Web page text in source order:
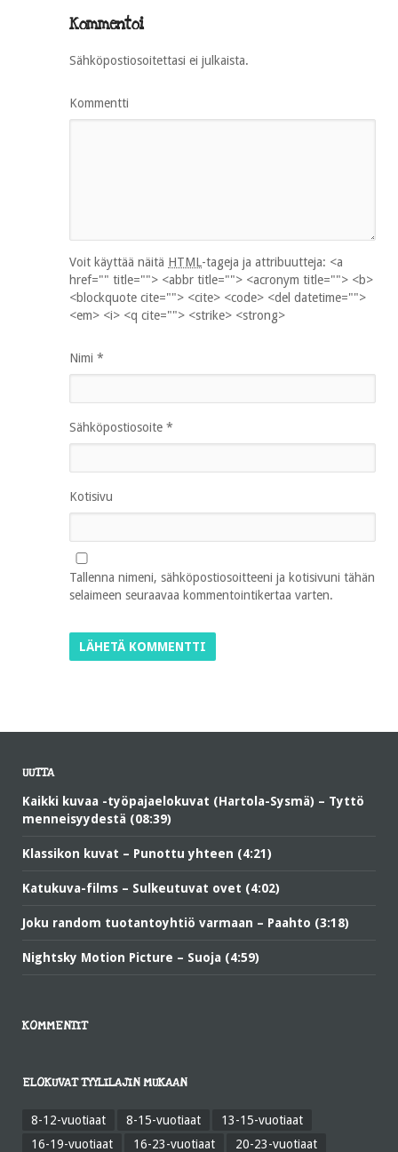
Kommentoi
Sähköpostiosoitettasi ei julkaista.
Kommentti
Voit käyttää näitä HTML-tageja ja attribuutteja: <a
href="" title=""> <abbr title=""> <acronym title=""> <b>
<blockquote cite=""> <cite> <code> <del datetime="">
<em> <i> <q cite=""> <strike> <strong>
Nimi *
Sähköpostiosoite *
Kotisivu
Tallenna nimeni, sähköpostiosoitteeni ja kotisivuni tähän
selaimeen seuraavaa kommentointikertaa varten.
UUTTA
Kaikki kuvaa -työpajaelokuvat (Hartola-Sysmä) – Tyttö
menneisyydestä (08:39)
Klassikon kuvat – Punottu yhteen (4:21)
Katukuva-films – Sulkeutuvat ovet (4:02)
Joku random tuotantoyhtiö varmaan – Paahto (3:18)
Nightsky Motion Picture – Suoja (4:59)
KOMMENTIT
ELOKUVAT TYYLILAJIN MUKAAN
8-12-vuotiaat 8-15-vuotiaat
13-15-vuotiaat
16-19-vuotiaat
16-23-vuotiaat
20-23-vuotiaat